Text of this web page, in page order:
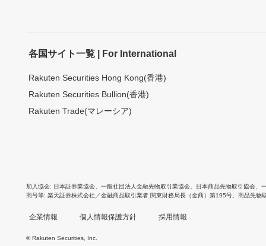
各国サイト一覧 | For International
Rakuten Securities Hong Kong(香港)
Rakuten Securities Bullion(香港)
Rakuten Trade(マレーシア)
加入協会 日本証券業協会 一般社団法人金融先物取引業協会 日本商品先物取引協会
商号等 楽天証券株式会社／金融商品取引業者 関東財務局長（金商）第195号、商品先物
企業情報 個人情報保護方針 採用情報
© Rakuten Securities, Inc.